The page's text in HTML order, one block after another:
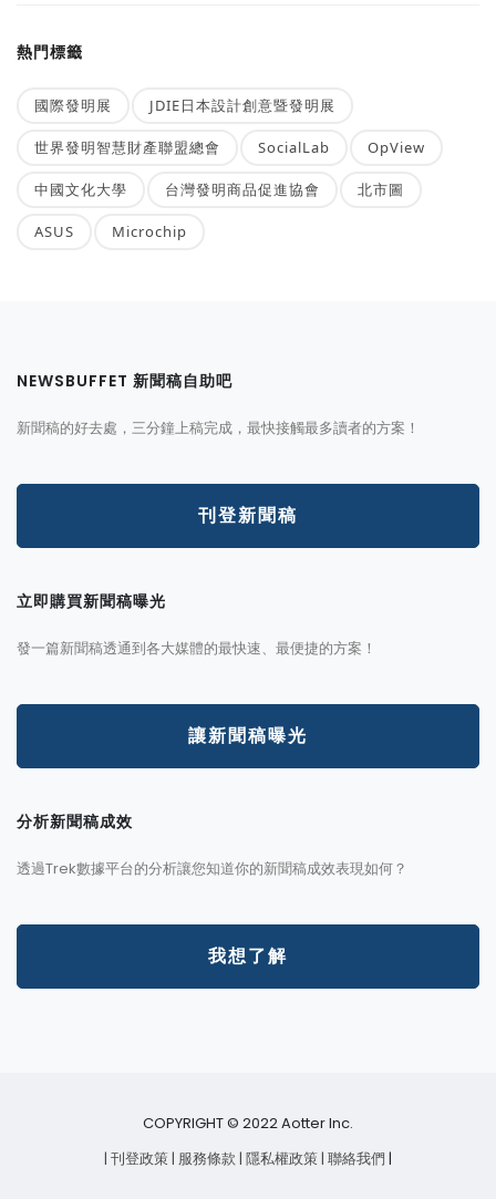
熱門標籤
國際發明展 JDIE日本設計創意暨發明展
世界發明智慧財產聯盟總會 SocialLab OpView
中國文化大學 台灣發明商品促進協會 北市圖
ASUS Microchip
NEWSBUFFET 新聞稿自助吧
新聞稿的好去處，三分鐘上稿完成，最快接觸最多讀者的方案！
刊登新聞稿
立即購買新聞稿曝光
發一篇新聞稿透通到各大媒體的最快速、最便捷的方案！
讓新聞稿曝光
分析新聞稿成效
透過Trek數據平台的分析讓您知道你的新聞稿成效表現如何？
我想了解
COPYRIGHT © 2022 Aotter Inc.
| 刊登政策| 服務條款| 隱私權政策| 聯絡我們 |